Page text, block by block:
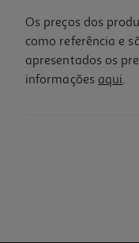
Os preços dos
como referência e
apresentados os
informações aqui.